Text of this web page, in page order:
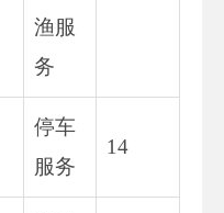
渔服
务
停车
服务
14